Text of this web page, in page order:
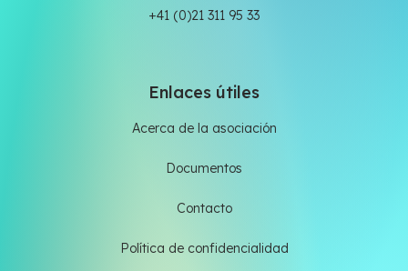
+41 (0)21 311 95 33
Enlaces útiles
Acerca de la asociación
Documentos
Contacto
Política de confidencialidad